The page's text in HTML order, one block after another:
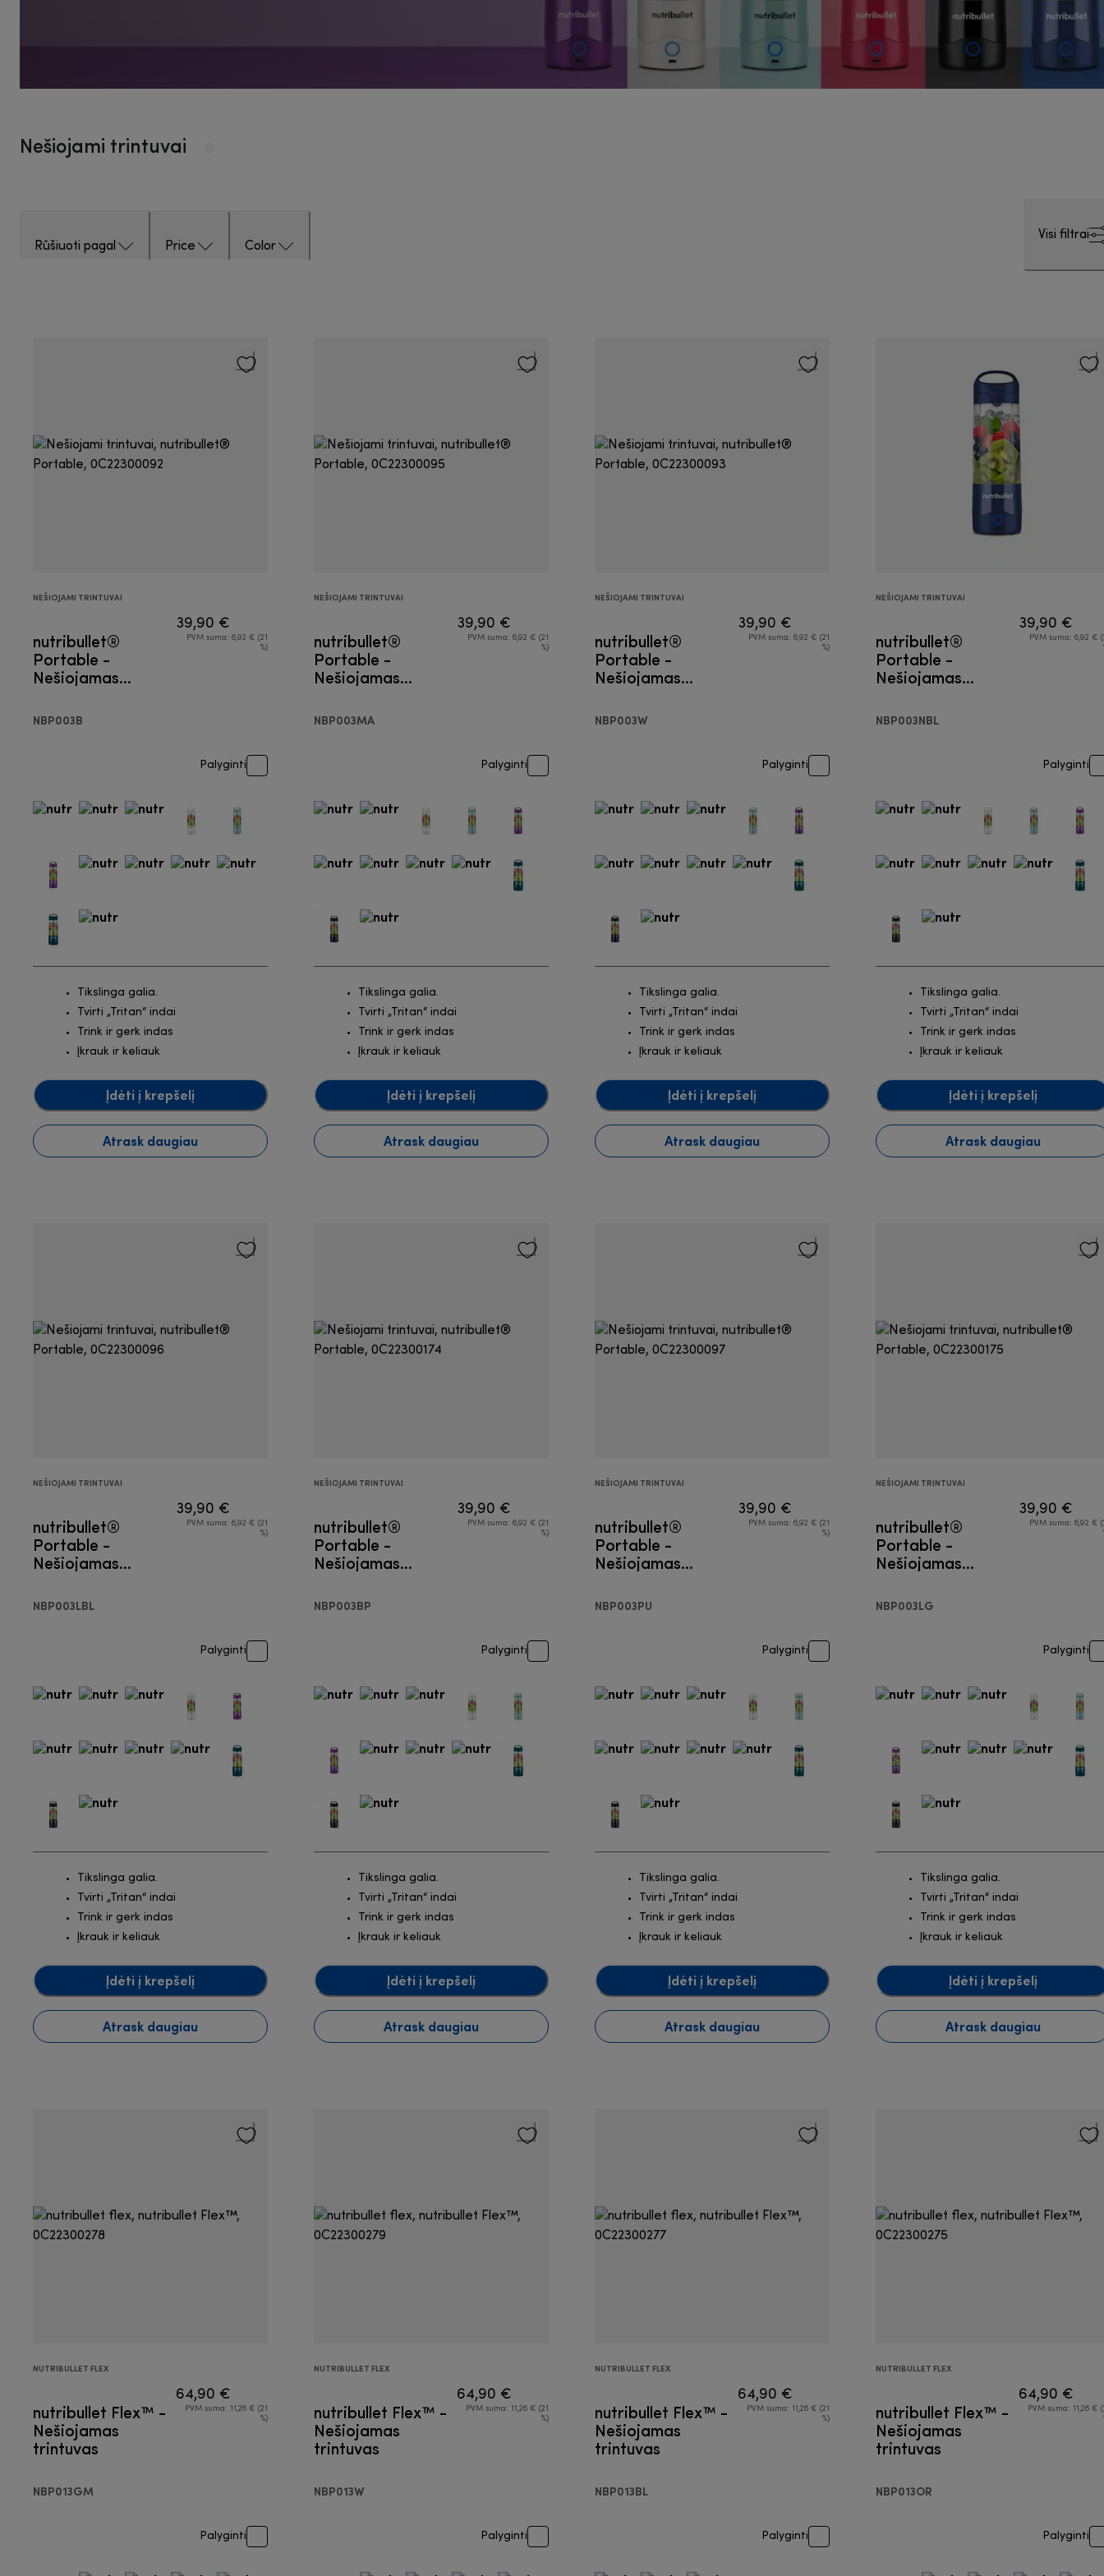
Nešiojami trintuvai
Rūšiuoti pagal Price Color
Visi filtrai
NEŠIOJAMI TRINTUVAI
nutribullet®
Portable -
Nešiojamas
NBP003B
39,90 €
PVM suma: 6,92 € (21
%)
Palyginti
Tikslinga galia.
Tvirti „Tritan“ indai
Trink ir gerk indas
Įkrauk ir keliauk
Įdėti į krepšelį
Atrask daugiau
NEŠIOJAMI TRINTUVAI
nutribullet®
Portable -
Nešiojamas
NBP003MA
39,90 €
PVM suma: 6,92 € (21
%)
Palyginti
Tikslinga galia.
Tvirti „Tritan“ indai
Trink ir gerk indas
Įkrauk ir keliauk
Įdėti į krepšelį
Atrask daugiau
NEŠIOJAMI TRINTUVAI
nutribullet®
Portable -
Nešiojamas
NBP003W
39,90 €
PVM suma: 6,92 € (21
%)
Palyginti
Tikslinga galia.
Tvirti „Tritan“ indai
Trink ir gerk indas
Įkrauk ir keliauk
Įdėti į krepšelį
Atrask daugiau
NEŠIOJAMI TRINTUVAI
nutribullet®
Portable -
Nešiojamas
NBP003NBL
39,90 €
PVM suma: 6,92 €
Palyginti
Tikslinga galia.
Tvirti „Tritan“ indai
Trink ir gerk indas
Įkrauk ir keliauk
Įdėti į krepšelį
Atrask daugiau
NEŠIOJAMI TRINTUVAI
nutribullet®
Portable -
Nešiojamas
NBP003LBL
39,90 €
PVM suma: 6,92 € (21
%)
Palyginti
Tikslinga galia.
Tvirti „Tritan“ indai
Trink ir gerk indas
Įkrauk ir keliauk
Įdėti į krepšelį
Atrask daugiau
NEŠIOJAMI TRINTUVAI
nutribullet®
Portable -
Nešiojamas
NBP003BP
39,90 €
PVM suma: 6,92 € (21
%)
Palyginti
Tikslinga galia.
Tvirti „Tritan“ indai
Trink ir gerk indas
Įkrauk ir keliauk
Įdėti į krepšelį
Atrask daugiau
NEŠIOJAMI TRINTUVAI
nutribullet®
Portable -
Nešiojamas
NBP003PU
39,90 €
PVM suma: 6,92 € (21
%)
Palyginti
Tikslinga galia.
Tvirti „Tritan“ indai
Trink ir gerk indas
Įkrauk ir keliauk
Įdėti į krepšelį
Atrask daugiau
NEŠIOJAMI TRINTUVAI
nutribullet®
Portable -
Nešiojamas
NBP003LG
39,90 €
PVM suma: 6,92 €
Palyginti
Tikslinga galia.
Tvirti „Tritan“ indai
Trink ir gerk indas
Įkrauk ir keliauk
Įdėti į krepšelį
Atrask daugiau
NUTRIBULLET FLEX
nutribullet Flex™ -
Nešiojamas
trintuvas
NBP013GM
64,90 €
PVM suma: 11,26 € (21
%)
Palyginti
NUTRIBULLET FLEX
nutribullet Flex™ -
Nešiojamas
trintuvas
NBP013W
64,90 €
PVM suma: 11,26 € (21
%)
Palyginti
NUTRIBULLET FLEX
nutribullet Flex™ -
Nešiojamas
trintuvas
NBP013BL
64,90 €
PVM suma: 11,26 € (21
%)
Palyginti
NUTRIBULLET FLEX
nutribullet Flex™ -
Nešiojamas
trintuvas
NBP013OR
64,90 €
PVM suma: 11,26 €
Palyginti